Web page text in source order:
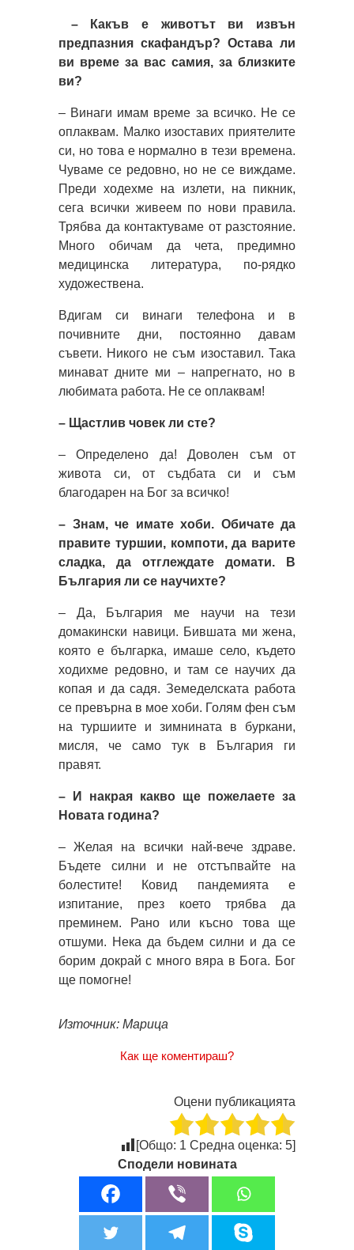
– Какъв е животът ви извън
предпазния скафандър? Остава ли
ви време за вас самия, за близките
ви?
– Винаги имам време за всичко. Не се
оплаквам. Малко изоставих приятелите
си, но това е нормално в тези времена.
Чуваме се редовно, но не се виждаме.
Преди ходехме на излети, на пикник,
сега всички живеем по нови правила.
Трябва да контактуваме от разстояние.
Много обичам да чета, предимно
медицинска литература, по-рядко
художествена.
Вдигам си винаги телефона и в
почивните дни, постоянно давам
съвети. Никого не съм изоставил. Така
минават дните ми – напрегнато, но в
любимата работа. Не се оплаквам!
– Щастлив човек ли сте?
– Определено да! Доволен съм от
живота си, от съдбата си и съм
благодарен на Бог за всичко!
– Знам, че имате хоби. Обичате да
правите туршии, компоти, да варите
сладка, да отглеждате домати. В
България ли се научихте?
– Да, България ме научи на тези
домакински навици. Бившата ми жена,
която е българка, имаше село, където
ходихме редовно, и там се научих да
копая и да садя. Земеделската работа
се превърна в мое хоби. Голям фен съм
на туршиите и зимнината в буркани,
мисля, че само тук в България ги
правят.
– И накрая какво ще пожелаете за
Новата година?
– Желая на всички най-вече здраве.
Бъдете силни и не отстъпвайте на
болестите! Ковид пандемията е
изпитание, през което трябва да
преминем. Рано или късно това ще
отшуми. Нека да бъдем силни и да се
борим докрай с много вяра в Бога. Бог
ще помогне!
Източник: Марица
Как ще коментираш?
Оцени публикацията
[Общо: 1 Средна оценка: 5]
Сподели новината